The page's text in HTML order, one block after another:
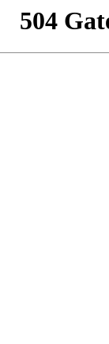
504